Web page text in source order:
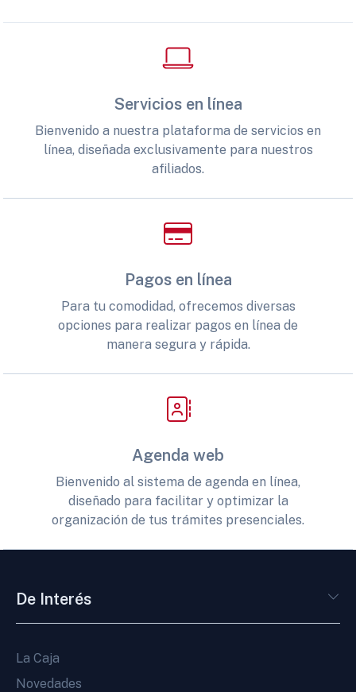
Servicios en línea
Bienvenido a nuestra plataforma de servicios en
línea, diseñada exclusivamente para nuestros
afiliados.
Pagos en línea
Para tu comodidad, ofrecemos diversas
opciones para realizar pagos en línea de
manera segura y rápida.
Agenda web
Bienvenido al sistema de agenda en línea,
diseñado para facilitar y optimizar la
organización de tus trámites presenciales.
De Interés
La Caja
Novedades